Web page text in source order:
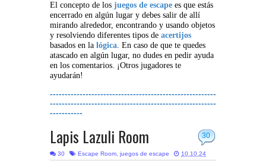
El concepto de los juegos de escape es que estás
encerrado en algún lugar y debes salir de allí
mirando alrededor, encontrando y usando objetos
y resolviendo diferentes tipos de acertijos
basados en la lógica. En caso de que te quedes
atascado en algún lugar, no dudes en pedir ayuda
en los comentarios. ¡Otros jugadores te
ayudarán!
--------------------------------------------------------
--------------------------------------------------------
-----------
30
Lapis Lazuli Room
30 Escape Room, juegos de escape 10.10.24